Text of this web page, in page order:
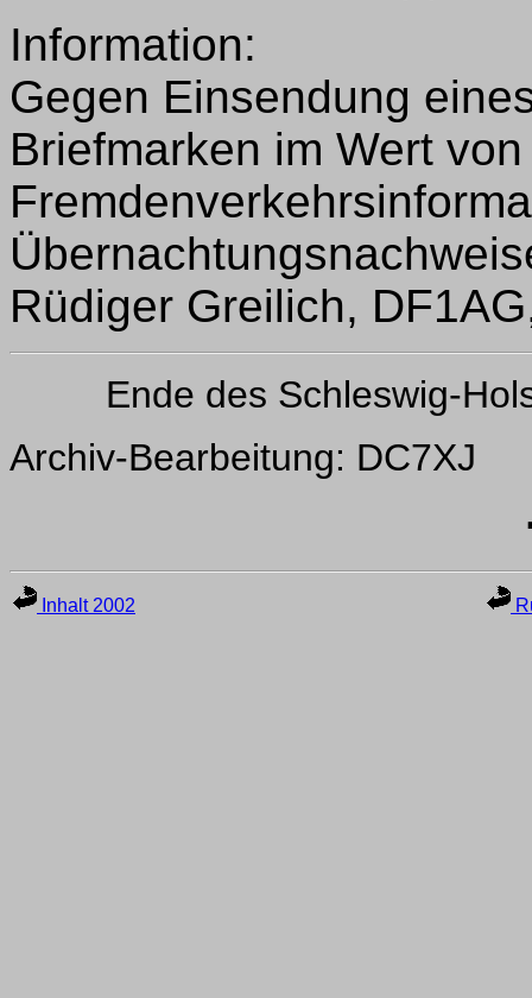
Information:
Gegen Einsendung
Briefmarken im Wert
Rüdiger Greilich, DF1AG,
Ende des Schleswig-
Archiv-Bearbeitung: DC7XJ
Inhalt 2002